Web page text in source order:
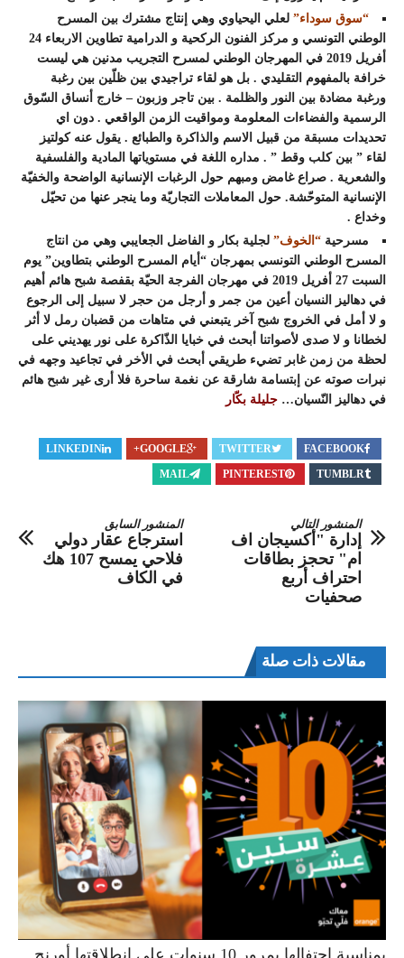
“سوق سوداء” لعلي اليحياوي وهي إنتاج مشترك بين المسرح
الوطني التونسي و مركز الفنون الركحية و الدرامية تطاوين الاربعاء 24
أفريل 2019 في المهرجان الوطني لمسرح التجريب مدنين هي ليست
خرافة بالمفهوم التقليدي . بل هو لقاء تراجيدي بين ظلّين بين رغبة
ورغبة مضادة بين النور والظلمة . بين تاجر وزبون – خارج أنساق السّوق
الرسمية والفضاءات المعلومة ومواقيت الزمن الواقعي . دون اي
تحديدات مسبقة من قبيل الاسم والذاكرة والطبائع . يقول عنه كولتيز
لقاء ” بين كلب وقط ” . مداره اللغة في مستوياتها المادية والفلسفية
والشعرية . صراع غامض ومبهم حول الرغبات الإنسانية الواضحة والخفيّة
الإنسانية المتوحّشة. حول المعاملات التجاريّة وما ينجر عنها من تحيّل
وخداع .
مسرحية “الخوف” لجلية بكار و الفاضل الجعايبي وهي من انتاج
المسرح الوطني التونسي بمهرجان “أيام المسرح الوطني بتطاوين” يوم
السبت 27 أفريل 2019 في مهرجان الفرجة الحيّة بقفصة شبح هائم أهيم
في دهاليز النسيان أعين من جمر و أرجل من حجر لا سبيل إلى الرجوع
و لا أمل في الخروج شبح آخر يتبعني في متاهات من قضبان رمل لا أثر
لخطانا و لا صدى لأصواتنا أبحث في خبايا الذّاكرة على نور يهديني على
لحظة من زمن غابر تضيء طريقي أبحث في الأخر في تجاعيد وجهه في
نبرات صوته عن إبتسامة شارقة عن نغمة ساحرة فلا أرى غير شبح هائم
في دهاليز النّسيان… جليلة بكّار
FACEBOOK
TWITTER
GOOGLE+
LINKEDIN
TUMBLR
PINTEREST
MAIL
المنشور السابق
استرجاع عقار دولي
فلاحي يمسح 107 هك
في الكاف
المنشور التالي
إدارة "أكسيجان اف
ام" تحجز بطاقات
احتراف أربع
صحفيات
مقالات ذات صلة